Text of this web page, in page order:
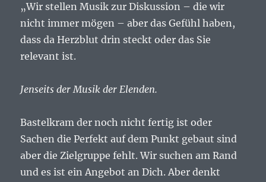
„Wir stellen Musik zur Diskussion – die wir
nicht immer mögen – aber das Gefühl haben,
dass da Herzblut drin steckt oder das Sie
relevant ist.
Jenseits der Musik der Elenden.
Bastelkram der noch nicht fertig ist oder
Sachen die Perfekt auf dem Punkt gebaut sind
aber die Zielgruppe fehlt. Wir suchen am Rand
und es ist ein Angebot an Dich. Aber denkt